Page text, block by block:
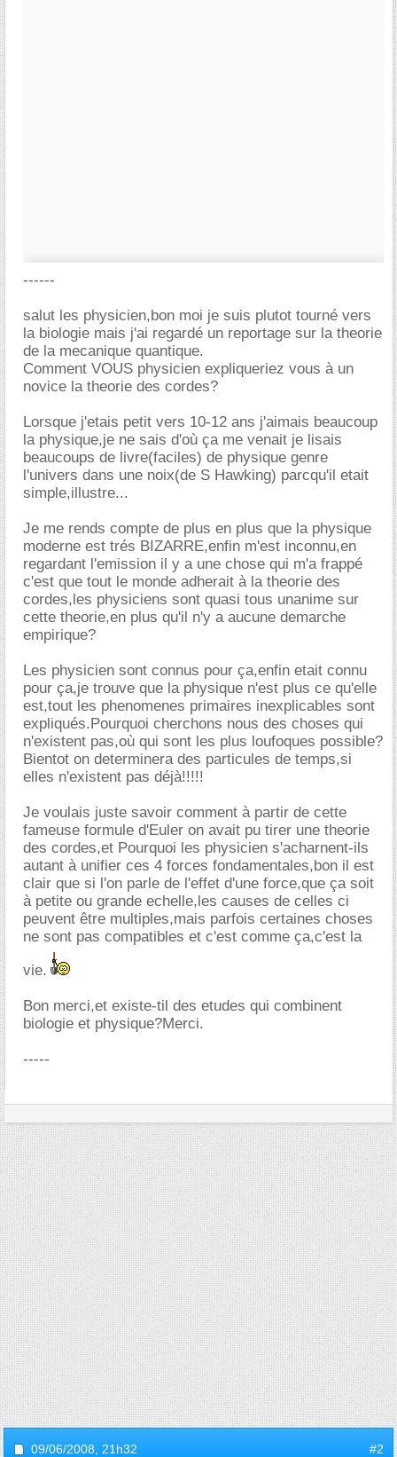
------
salut les physicien,bon moi je suis plutot tourné vers
la biologie mais j'ai regardé un reportage sur la theorie
de la mecanique quantique.
Comment VOUS physicien expliqueriez vous à un
novice la theorie des cordes?
Lorsque j'etais petit vers 10-12 ans j'aimais beaucoup
la physique,je ne sais d'où ça me venait je lisais
beaucoups de livre(faciles) de physique genre
l'univers dans une noix(de S Hawking) parcqu'il etait
simple,illustre...
Je me rends compte de plus en plus que la physique
moderne est trés BIZARRE,enfin m'est inconnu,en
regardant l'emission il y a une chose qui m'a frappé
c'est que tout le monde adherait à la theorie des
cordes,les physiciens sont quasi tous unanime sur
cette theorie,en plus qu'il n'y a aucune demarche
empirique?
Les physicien sont connus pour ça,enfin etait connu
pour ça,je trouve que la physique n'est plus ce qu'elle
est,tout les phenomenes primaires inexplicables sont
expliqués.Pourquoi cherchons nous des choses qui
n'existent pas,où qui sont les plus loufoques possible?
Bientot on determinera des particules de temps,si
elles n'existent pas déjà!!!!!
Je voulais juste savoir comment à partir de cette
fameuse formule d'Euler on avait pu tirer une theorie
des cordes,et Pourquoi les physicien s'acharnent-ils
autant à unifier ces 4 forces fondamentales,bon il est
clair que si l'on parle de l'effet d'une force,que ça soit
à petite ou grande echelle,les causes de celles ci
peuvent être multiples,mais parfois certaines choses
ne sont pas compatibles et c'est comme ça,c'est la
vie.
Bon merci,et existe-til des etudes qui combinent
biologie et physique?Merci.
-----
09/06/2008, 21h32 #2